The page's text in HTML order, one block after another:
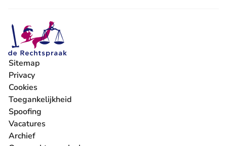
Sitemap
Privacy
Cookies
Toegankelijkheid
Spoofing
Vacatures
- U verlaat Rechtspraak.nl
Archief